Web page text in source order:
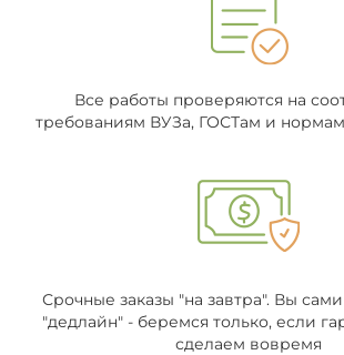
Все работы проверяются на
требованиям ВУЗа, ГОСТам и нормам
Срочные заказы "на завтра". Вы
"дедлайн" - беремся только, если
сделаем вовремя